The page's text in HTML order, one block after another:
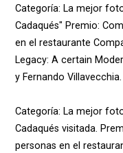
Categoría: La mejor
Cadaqués" Premio:
en el restaurante
Legacy: A certain
y Fernando Villavecchia.
Categoría: La mejor
Cadaqués visitada.
personas en el